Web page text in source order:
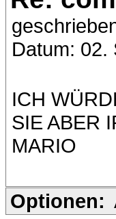
Datum: 02.
ICH
SIE ABER
MARIO
Optionen: